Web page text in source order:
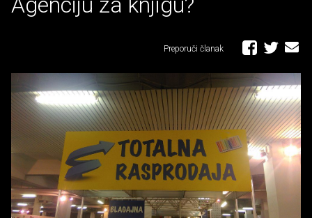
Preporuči članak